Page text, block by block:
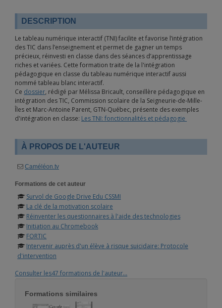
DESCRIPTION
Le tableau numérique interactif (TNI) facilite et favorise l’intégration
des TIC dans l’enseignement et permet de gagner un temps
précieux, réinvesti en classe dans des séances d’apprentissage
riches et variées. Cette formation traite de la l'intégration
pédagogique en classe du tableau numérique interactif aussi
nommé tableau blanc interactif.
Ce dossier, rédigé par Mélissa Bricault, conseillère pédagogique en
intégration des TIC, Commission scolaire de la Seigneurie-de-Mille-
Îles et Marc-Antoine Parent, GTN-Québec, présente des exemples
d'intégration en classe: Les TNI: fonctionnalités et pédagogie
À PROPOS DE L'AUTEUR
Caméléon.tv
Formations de cet auteur
Survol de Google Drive Edu CSSMI
La clé de la motivation scolaire
Réinventer les questionnaires à l'aide des technologies
Initiation au Chromebook
FORTIC
Intervenir auprès d'un élève à risque suicidaire: Protocole
d'intervention
Consulter les47 formations de l'auteur...
Formations similaires